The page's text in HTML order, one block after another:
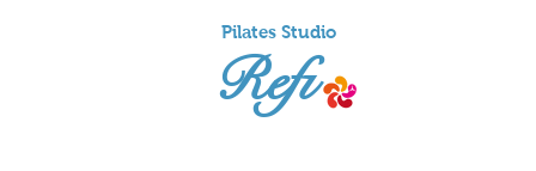
Pilates Studio
Refi